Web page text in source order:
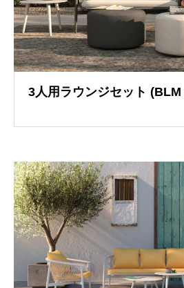
3人用ラウンジセット
イメージブック